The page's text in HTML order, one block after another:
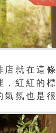
就在這
，紅紅的
氣氛也是很